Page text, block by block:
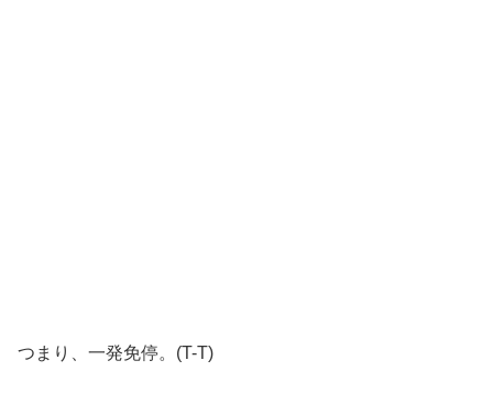
つまり、一発免停。(T-T)